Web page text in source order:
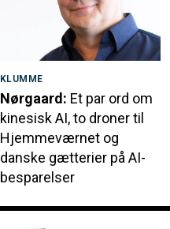
KLUMME
Nørgaard: Et par ord om
kinesisk AI, to droner til
Hjemmeværnet og
danske gætterier på AI-
besparelser